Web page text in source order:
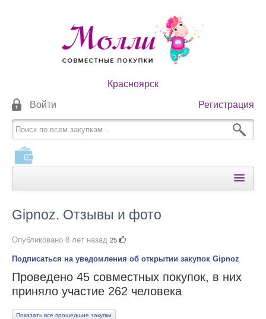
Красноярск
Войти Регистрация
КАК ОПЛАТИТЬ
КАК ПОЛУЧИТЬ
НОВОСТИ
ПОМОЩЬ
ОТЗЫВЫ
Gipnoz. Отзывы и фото
Опубликовано 8 лет назад 25
Подписаться на уведомления об открытии закупок Gipnoz
Проведено 45 совместных покупок, в них
приняло участие 262 человека
Показать все прошедшие закупки